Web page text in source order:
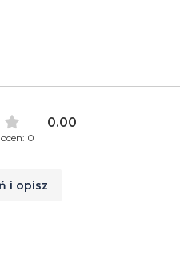
0.00
0
i opisz